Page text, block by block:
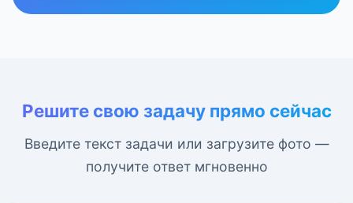
Решите свою задачу прямо сейчас
Введите текст задачи или загрузите фото —
получите ответ мгновенно